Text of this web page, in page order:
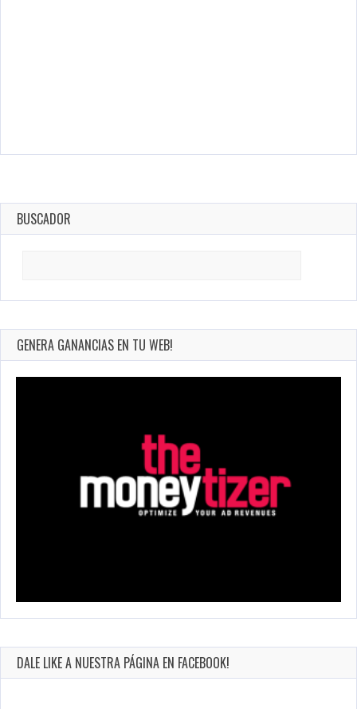
BUSCADOR
GENERA GANANCIAS EN TU WEB!
DALE LIKE A NUESTRA PÁGINA EN FACEBOOK!